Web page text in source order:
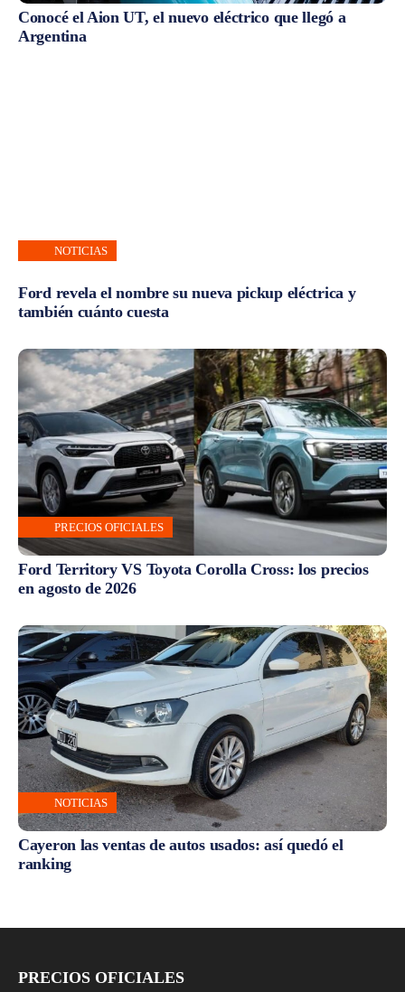
Conocé el Aion UT, el nuevo eléctrico que llegó a
Argentina
NOTICIAS
Ford revela el nombre su nueva pickup eléctrica y
también cuánto cuesta
PRECIOS OFICIALES
Ford Territory VS Toyota Corolla Cross: los precios
en agosto de 2026
NOTICIAS
Cayeron las ventas de autos usados: así quedó el
ranking
PRECIOS OFICIALES